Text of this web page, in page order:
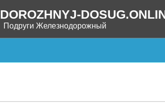
Подруги Железнодорожный